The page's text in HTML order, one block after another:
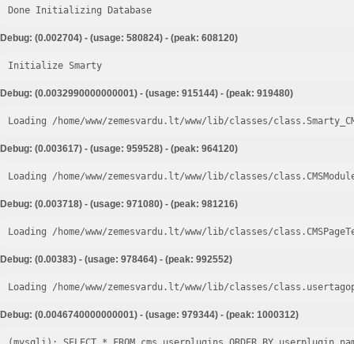
Done Initializing Database
Debug: (0.002704) - (usage: 580824) - (peak: 608120)
Initialize Smarty
Debug: (0.0032990000000001) - (usage: 915144) - (peak: 919480)
Loading /home/www/zemesvardu.lt/www/lib/classes/
Debug: (0.003617) - (usage: 959528) - (peak: 964120)
Loading /home/www/zemesvardu.lt/www/lib/classes/
Debug: (0.003718) - (usage: 971080) - (peak: 981216)
Loading /home/www/zemesvardu.lt/www/lib/classes/
Debug: (0.00383) - (usage: 978464) - (peak: 992552)
Loading /home/www/zemesvardu.lt/www/lib/classes/
Debug: (0.0046740000000001) - (usage: 979344) - (peak: 1000312)